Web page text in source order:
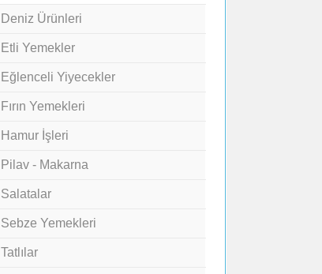
Deniz Ürünleri
Etli Yemekler
Eğlenceli Yiyecekler
Fırın Yemekleri
Hamur İşleri
Pilav - Makarna
Salatalar
Sebze Yemekleri
Tatlılar